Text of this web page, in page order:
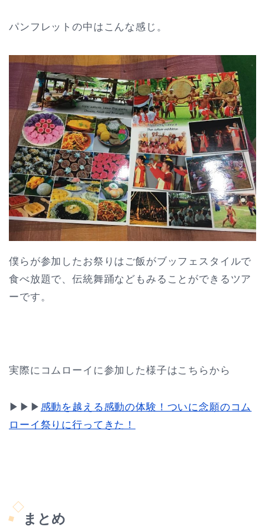
パンフレットの中はこんな感じ。
僕らが参加したお祭りはご飯がブッフェスタイルで
食べ放題で、伝統舞踊などもみることができるツア
ーです。
実際にコムローイに参加した様子はこちらから
▶︎▶︎▶︎ 感動を越える感動の体験！ついに念願のコム
ローイ祭りに行ってきた！
まとめ